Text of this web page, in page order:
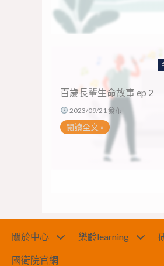
百歲長輩生命故事 ep 2
2023/09/21 發布
閱讀全文 »
關於中心 樂齡learning
國衛院官網